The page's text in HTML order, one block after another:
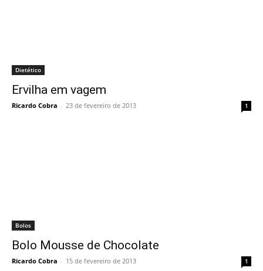
Dietético
Ervilha em vagem
Ricardo Cobra - 23 de fevereiro de 2013 1
Bolos
Bolo Mousse de Chocolate
Ricardo Cobra - 15 de fevereiro de 2013 1